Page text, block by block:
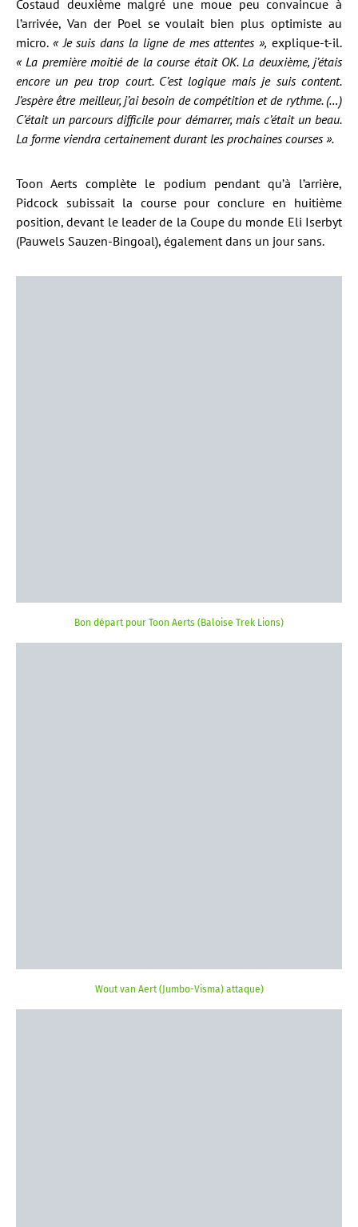
Costaud deuxième malgré une moue peu convaincue à
l’arrivée, Van der Poel se voulait bien plus optimiste au
micro. « Je suis dans la ligne de mes attentes », explique-t-il.
« La première moitié de la course était OK. La deuxième, j’étais
encore un peu trop court. C’est logique mais je suis content.
J’espère être meilleur, j’ai besoin de compétition et de rythme. (…)
C’était un parcours difficile pour démarrer, mais c’était un beau.
La forme viendra certainement durant les prochaines courses ».
Toon Aerts complète le podium pendant qu’à l’arrière,
Pidcock subissait la course pour conclure en huitième
position, devant le leader de la Coupe du monde Eli Iserbyt
(Pauwels Sauzen-Bingoal), également dans un jour sans.
Bon départ pour Toon Aerts (Baloise Trek Lions)
Wout van Aert (Jumbo-Visma) attaque)